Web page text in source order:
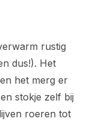
rustig
dus!). Het
het merg er
stokje zelf bij
roeren tot